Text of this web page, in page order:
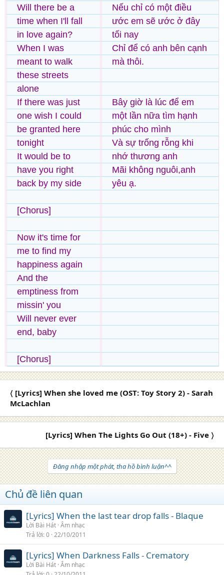
Will there be a
time when I'll fall
in love again?
When I was
meant to walk
these streets
alone
If there was just
one wish I could
be granted here
tonight
It would be to
have you right
back by my side
[Chorus]
Now it's time for
me to find my
happiness again
And the
emptiness from
missin' you
Will never ever
end, baby
[Chorus]
Nếu chỉ có một điều
ước em sẽ ước ở đây
tối nay
Chỉ để có anh bên cạnh
mà thôi.
Bây giờ là lúc để em
một lần nữa tìm hạnh
phúc cho mình
Và sự trống rỗng khi
nhớ thương anh
Mãi không nguôi,anh
yêu ạ.
〈 [Lyrics] When she loved me (OST: Toy Story 2) - Sarah
McLachlan
[Lyrics] When The Lights Go Out (18+) - Five 〉
Đăng nhập một phát, tha hồ bình luận^^
Chủ đề liên quan
[Lyrics] When the last tear drop falls - Blaque
Lời Bài Hát Âm nhạc
Trả lời 0 22/10/2011
[Lyrics] When Darkness Falls - Crematory
Lời Bài Hát Âm nhạc